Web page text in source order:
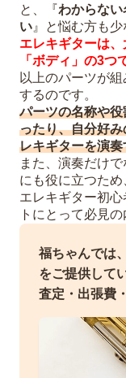
と、『わからな
い 』と悩む方も少
エレキギターは、
「ボディ」の3つ
以上のパーツが
するのです。
パーツの名称や
ったり、自分好
レキギターを演
また、演奏だけ
にも役に立つため
エレキギター初
トにとって必見の
福ちゃんでは
をご提供して
査定・出張費